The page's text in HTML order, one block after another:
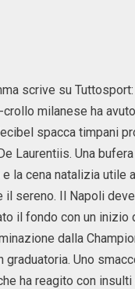
scrive su Tuttosport:
milanese ha
spacca timpani
Laurentiis. Una
la cena natalizia utile
il sereno. Il Napoli
il fondo con un inizio
dalla
Uno
ha reagito con insulti